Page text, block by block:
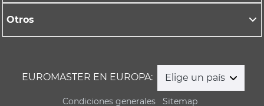
Otros
EUROMASTER EN EUROPA: Elige un país
Condiciones generales Sitemap